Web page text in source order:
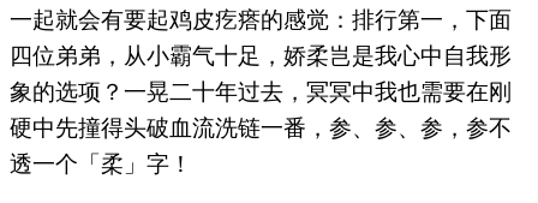
一起就会有要起鸡皮疙瘩的感觉：排行第一，下面
四位弟弟，从小霸气十足，娇柔岂是我心中自我形
象的选项？一晃二十年过去，冥冥中我也需要在刚
硬中先撞得头破血流洗链一番，参、参、参，参不
透一个「柔」字！